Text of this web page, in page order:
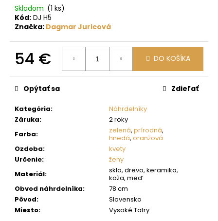
Skladom (1 ks)
Kód: DJ H5
Značka: Dagmar Juricová
54 €
cena:
DO KOŠÍKA
Kategória:
Náhrdelníky
Záruka:
2 roky
Farba: zelená, prírodná,
hnedá, oranžová
Ozdoba:
kvety
Určenie:
ženy
Materiál:
sklo, drevo, keramika,
koža, meď
Obvod náhrdelníka:
78 cm
Pôvod:
Slovensko
Miesto: Vysoké Tatry
Opýtať sa Zdieľať